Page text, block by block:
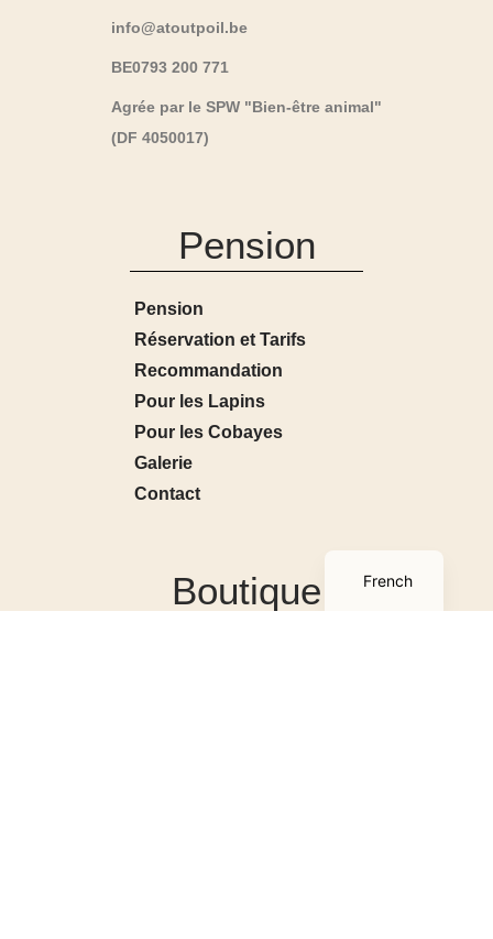
info@atoutpoil.be
BE0793 200 771
Agrée par le SPW "Bien-être animal"
(DF 4050017)
Pension
Pension
Réservation et Tarifs
Recommandation
Pour les Lapins
Pour les Cobayes
Galerie
Contact
Boutique French